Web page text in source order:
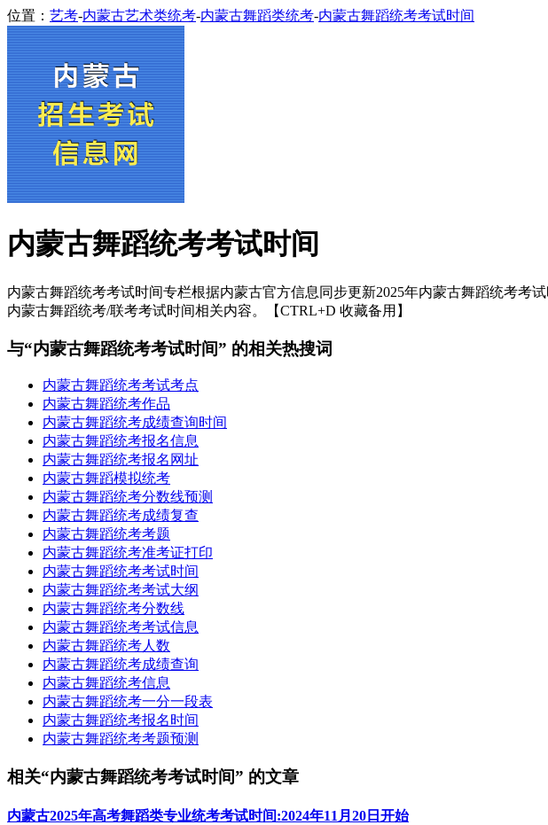
位置： 艺考-内蒙古艺术类统考-内蒙古舞蹈类统考-内蒙古舞蹈统考考试时间
内蒙古舞蹈统考考试时间
内蒙古舞蹈统考考试时间专栏根据内蒙古官方信息同步更新2025年内蒙古舞蹈统考考
内蒙古舞蹈统考/联考考试时间相关内容。【CTRL+D 收藏备用】
与“内蒙古舞蹈统考考试时间” 的相关热搜词
内蒙古舞蹈统考考试考点
内蒙古舞蹈统考作品
内蒙古舞蹈统考成绩查询时间
内蒙古舞蹈统考报名信息
内蒙古舞蹈统考报名网址
内蒙古舞蹈模拟统考
内蒙古舞蹈统考分数线预测
内蒙古舞蹈统考成绩复查
内蒙古舞蹈统考考题
内蒙古舞蹈统考准考证打印
内蒙古舞蹈统考考试时间
内蒙古舞蹈统考考试大纲
内蒙古舞蹈统考分数线
内蒙古舞蹈统考考试信息
内蒙古舞蹈统考人数
内蒙古舞蹈统考成绩查询
内蒙古舞蹈统考信息
内蒙古舞蹈统考一分一段表
内蒙古舞蹈统考报名时间
内蒙古舞蹈统考考题预测
相关“内蒙古舞蹈统考考试时间” 的文章
内蒙古2025年高考舞蹈类专业统考考试时间:2024年11月20日开始